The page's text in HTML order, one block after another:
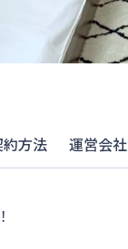
方法 運営会社